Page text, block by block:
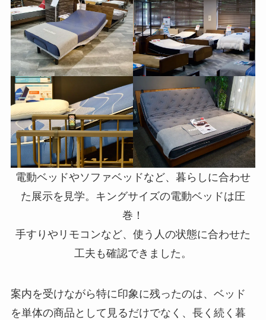
電動ベッドやソファベッドなど、暮らしに合わせ
た展示を見学。キングサイズの電動ベッドは圧
巻！
手すりやリモコンなど、使う人の状態に合わせた
工夫も確認できました。
案内を受けながら特に印象に残ったのは、ベッド
を単体の商品として見るだけでなく、長く続く暮